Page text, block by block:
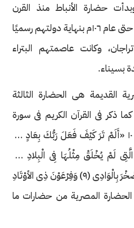
حضارة الأنباط منذ القرن
السادس قبل الميلاد حتى عام ١٠٦م بنهاية دولتهم رسميًا
وكانت عاصمتهم البتراء
بسيناء.
القديمة هى الحضارة الثالثة
ذكر فى القرآن الكريم فى سورة
وَثَمُودَ الَّذِينَ جَابُوا الصَّخْرَ بِالْوَادِى (٩) وَفِرْعَوْنَ ذِى الأوْتَادِ
الحضارة المصرية من حضارات ما